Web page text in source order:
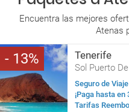
Encuentra las mejores
Atenas
13 Tenerife
Sol Puerto
Seguro de
¡Paga hasta
Tarifas